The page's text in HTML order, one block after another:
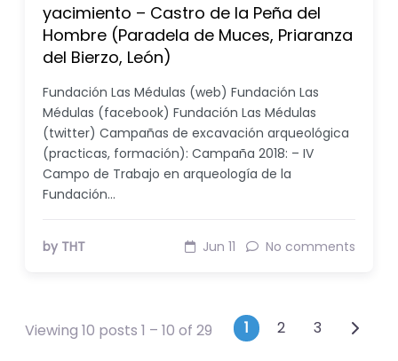
yacimiento – Castro de la Peña del
Hombre (Paradela de Muces, Priaranza
del Bierzo, León)
Fundación Las Médulas (web) Fundación Las
Médulas (facebook) Fundación Las Médulas
(twitter) Campañas de excavación arqueológica
(practicas, formación): Campaña 2018: – IV
Campo de Trabajo en arqueología de la
Fundación…
by THT Jun 11 No comments
Viewing 10 posts 1 – 10 of 29 Posts
1 2 3